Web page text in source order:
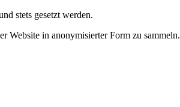
stets gesetzt werden.
Website in anonymisierter Form zu sammeln.